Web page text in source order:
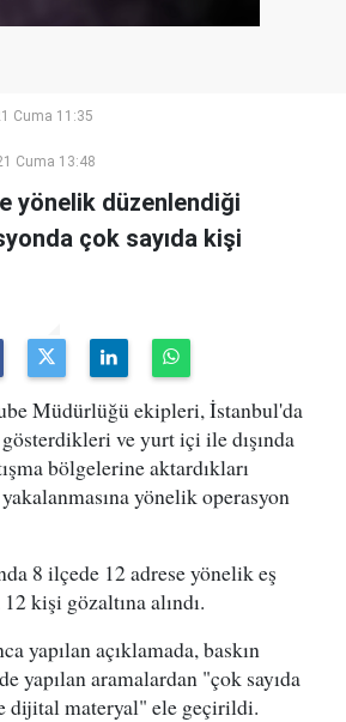
Cuma 11:35
Cuma 13:48
yönelik düzenlendiği
çok sayıda kişi
Müdürlüğü ekipleri, İstanbul'da
ve yurt içi ile dışında
bölgelerine aktardıkları
yönelik operasyon
8 ilçede 12 adrese yönelik eş
kişi gözaltına alındı.
yapılan açıklamada, baskın
yapılan aramalardan "çok sayıda
dijital materyal" ele geçirildi.